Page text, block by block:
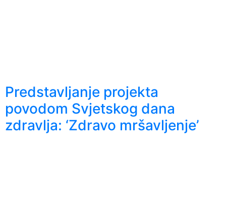
Predstavljanje projekta
povodom Svjetskog dana
zdravlja: ‘Zdravo mršavljenje’